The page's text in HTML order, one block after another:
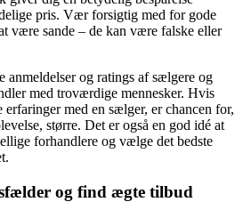
pris. Vær forsigtig med for gode
være sande – de kan være falske eller
anmeldelser og ratings af sælgere og
med troværdige mennesker. Hvis
med en sælger, er chancen for,
større. Det er også en god idé at
forhandlere og vælge det bedste
og find ægte tilbud